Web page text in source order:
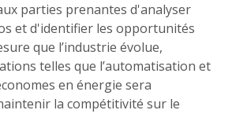
parties prenantes d'analyser
et d'identifier les opportunités
que l’industrie évolue,
telles que l’automatisation et
en énergie sera
la compétitivité sur le